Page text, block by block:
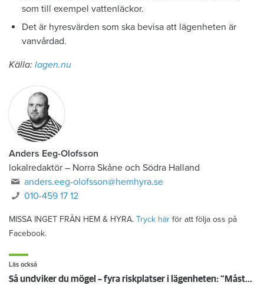
som till exempel vattenläckor.
Det är hyresvärden som ska bevisa att lägenheten är
vanvårdad.
Källa: lagen.nu
Anders Eeg-Olofsson
lokalredaktör – Norra Skåne och Södra Halland
anders.eeg-olofsson@hemhyra.se
010-459 17 12
MISSA INGET FRÅN HEM & HYRA. Tryck här för att följa oss på
Facebook.
Läs också
Så undviker du mögel – fyra riskplatser i lägenheten: ”Måste städa bort”